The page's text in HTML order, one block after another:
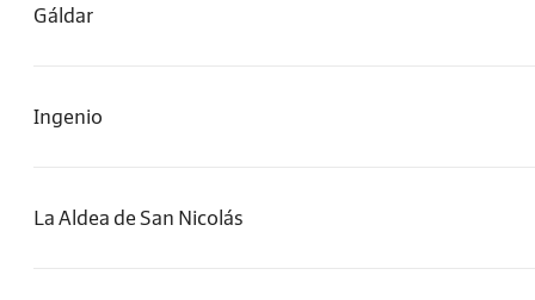
Gáldar
Ingenio
La Aldea de San Nicolás